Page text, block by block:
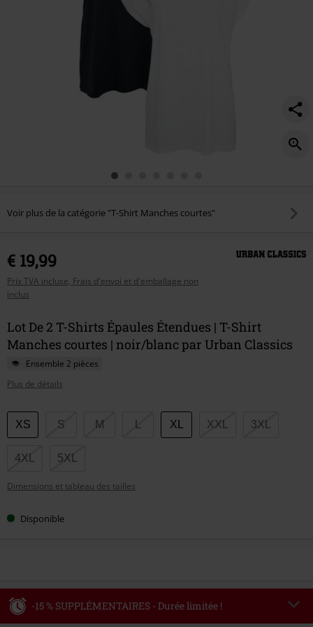
Voir plus de la catégorie "T-Shirt Manches courtes"
€ 19,99
Prix TVA incluse, Frais d'envoi et d'emballage non
inclus
Lot De 2 T-Shirts Épaules Étendues | T-Shirt
Manches courtes | noir/blanc par Urban Classics
Ensemble 2 pièces
Plus de détails
Choisissez
votre
taille
XS S M XL XXL 3XL
4XL 5XL
Dimensions et tableau des tailles
Disponible
-15 % SUPPLÉMENTAIRES - Durée limitée !